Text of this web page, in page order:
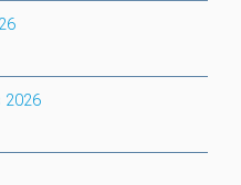
2026